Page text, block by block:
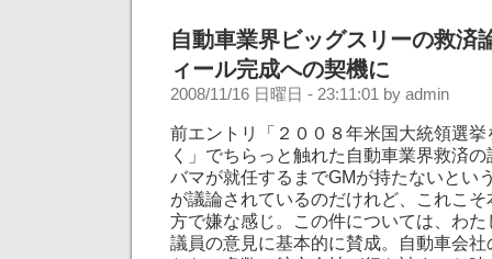
自動車業界ビッグスリーの救済
ィール完成への契機に
2008/11/16 日曜日 - 23:11:01 by admin
前エントリ「２００８年米国大統領選
く」でちらっと触れた自動車業界救済
バマが就任するまでGMが持たないとい
が議論されているのだけれど、これこ
方で嫌な感じ。この件については、わ
議員の意見に基本的に賛成。自動車会